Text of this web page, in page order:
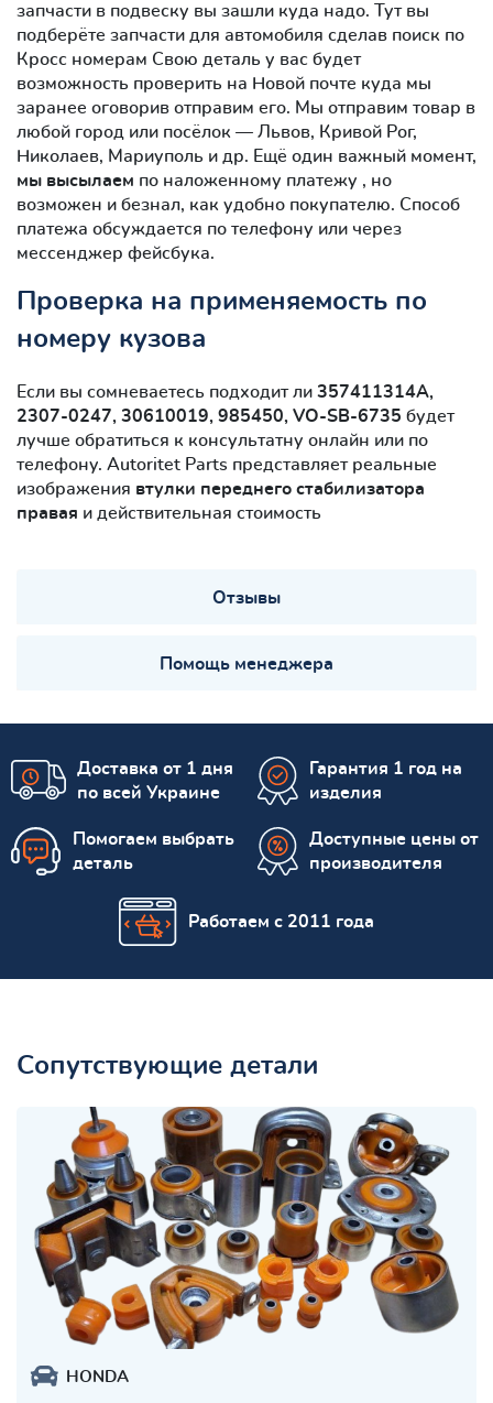
запчасти в подвеску вы зашли куда надо. Тут вы
подберёте запчасти для автомобиля сделав поиск по
Кросс номерам Свою деталь у вас будет
возможность проверить на Новой почте куда мы
заранее оговорив отправим его. Мы отправим товар в
любой город или посёлок — Львов, Кривой Рог,
Николаев, Мариуполь и др. Ещё один важный момент,
мы высылаем по наложенному платежу , но
возможен и безнал, как удобно покупателю. Способ
платежа обсуждается по телефону или через
мессенджер фейсбука.
Проверка на применяемость по
номеру кузова
Если вы сомневаетесь подходит ли 357411314A,
2307-0247, 30610019, 985450, VO-SB-6735 будет
лучше обратиться к консультатну онлайн или по
телефону. Autoritet Parts представляет реальные
изображения втулки переднего стабилизатора
правая и действительная стоимость
Отзывы
Помощь менеджера
Доставка от 1 дня
по всей Украине
Гарантия 1 год на
изделия
Помогаем выбрать
деталь
Доступные цены от
производителя
Работаем с 2011 года
Сопутствующие детали
HONDA